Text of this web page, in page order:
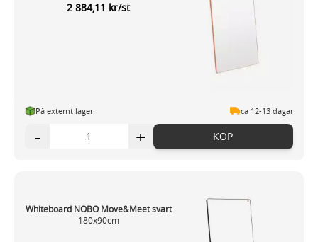
2 884,11 kr/st
På externt lager ca 12-13 dagar
- + KÖP
Whiteboard NOBO Move&Meet svart
180x90cm